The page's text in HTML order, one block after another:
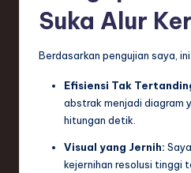
Suka Alur
Berdasarkan pengujian saya,
Efisiensi Tak
abstrak menjadi diagram
hitungan detik.
Visual yang Jernih:
kejernihan resolusi tinggi